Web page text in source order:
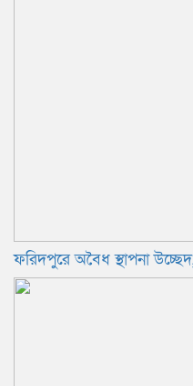
ফরিদপুরে অবৈধ স্থাপনা